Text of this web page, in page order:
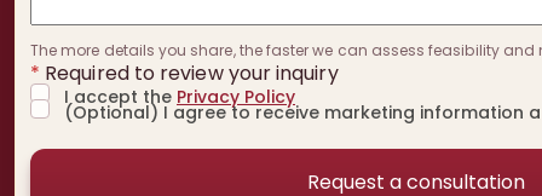
The more details you share, the faster we can assess feasibility and
* Required to review your inquiry
I accept the Privacy Policy
(Optional) I agree to receive marketing information